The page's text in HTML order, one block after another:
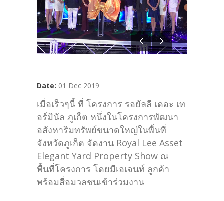
Date: 01 Dec 2019
เมื่อเร็วๆนี้ ที่ โครงการ รอยัลลี เดอะ เท
อร์มินัล ภูเก็ต หนึ่งในโครงการพัฒนา
อสังหาริมทรัพย์ขนาดใหญ่ในพื้นที่
จังหวัดภูเก็ต จัดงาน Royal Lee Asset
Elegant Yard Property Show ณ
พื้นที่โครงการ โดยมีเอเจนท์ ลูกค้า
พร้อมสื่อมวลชนเข้าร่วมงาน